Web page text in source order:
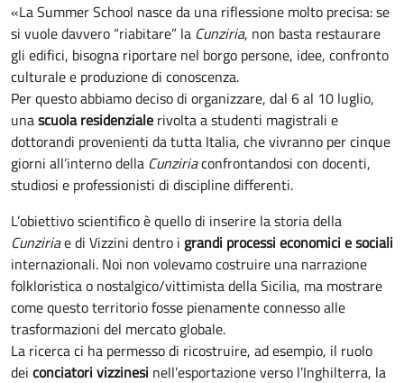
«La Summer School nasce da una riflessione molto precisa: se
si vuole davvero “riabitare” la Cunziria, non basta restaurare
gli edifici, bisogna riportare nel borgo persone, idee, confronto
culturale e produzione di conoscenza.
Per questo abbiamo deciso di organizzare, dal 6 al 10 luglio,
unascuola residenziale rivolta a studenti magistrali e
dottorandi provenienti da tutta Italia, che vivranno per cinque
giorni all’interno della Cunziriaconfrontandosi con docenti,
studiosi e professionisti di discipline differenti.
L’obiettivo scientifico è quello di inserire la storia della
Cunziriae di Vizzini dentro i grandi processi economici e sociali
internazionali. Noi non volevamo costruire una narrazione
folkloristica o nostalgico/vittimista della Sicilia, ma mostrare
come questo territorio fosse pienamente connesso alle
trasformazioni del mercato globale.
La ricerca ci ha permesso di ricostruire, ad esempio, il ruolo
dei conciatori vizzinesi nell’esportazione verso l’Inghilterra, la